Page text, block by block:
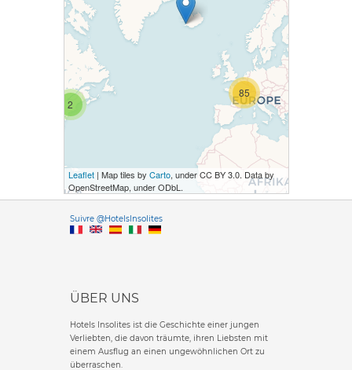
2
85
Leaflet| Map tiles by Carto, under CC BY 3.0. Data by
OpenStreetMap, under ODbL.
Suivre @HotelsInsolitesVersione
ÜBER UNS
Hotels Insolites ist die Geschichte einer jungen
Verliebten, die davon träumte, ihren Liebsten mit
einem Ausflug an einen ungewöhnlichen Ort zu
überraschen.